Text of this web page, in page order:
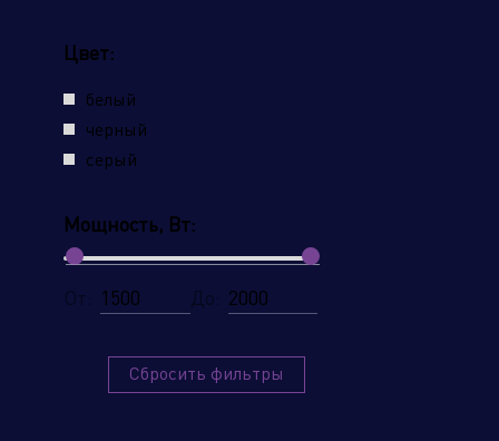
Цвет:
белый
черный
серый
Мощность, Вт:
От: До:
Сбросить фильтры